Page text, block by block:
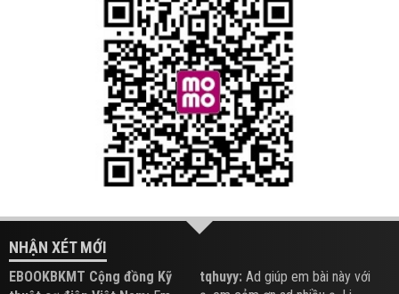
NHẬN XÉT MỚI
EBOOKBKMT Cộng đồng Kỹ
tqhuyy: Ad giúp em bài này với